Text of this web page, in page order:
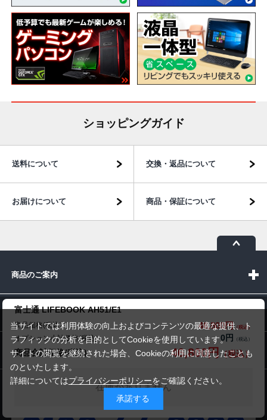
富士通 LIFEBOOK AH51/E1
商品価格(税込) 46,800円
オプション小計価格(税込)
0円
商品合計価格(税込)
46,800円
在庫がありません
ショッピングガイド
送料について 交換・返品について
お届けについて 商品・保証について
商品のご案内
パソコン市場について
パソコン販売以外のサービス
お問い合わせ
当サイトでは利用体験の向上およびコンテンツの最適な提供、ト
ラフィックの分析を目的としてCookieを使用しています。
サイトの閲覧を継続された場合、Cookieの利用に同意したことも
のといたします。
詳細についてはプライバシーポリシーをご確認ください。
承諾する